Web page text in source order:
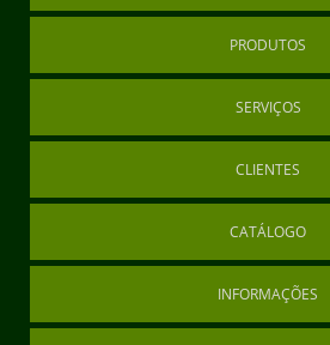
PRODUTOS
SERVIÇOS
CLIENTES
CATÁLOGO
INFORMAÇÕES